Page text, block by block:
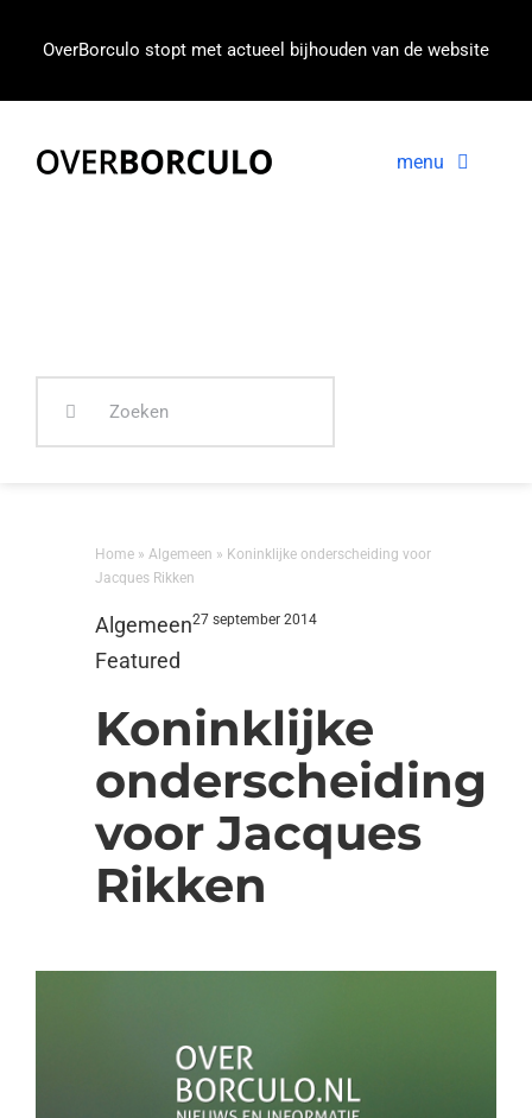
OverBorculo stopt met actueel bijhouden van de website
menu
Home »Algemeen » Koninklijke onderscheiding voor
Jacques Rikken
Algemeen
Featured
27 september 2014
Koninklijke
onderscheiding
voor Jacques
Rikken